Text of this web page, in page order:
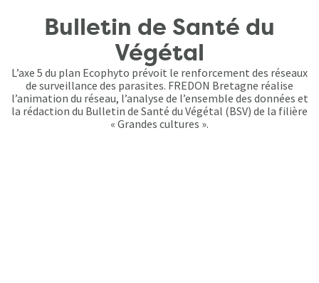
Bulletin de Santé du
Végétal
L’axe 5 du plan Ecophyto prévoit le renforcement des réseaux
de surveillance des parasites. FREDON Bretagne réalise
l’animation du réseau, l’analyse de l’ensemble des données et
la rédaction du Bulletin de Santé du Végétal (BSV) de la filière
« Grandes cultures ».